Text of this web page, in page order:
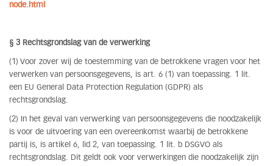
node.html
§ 3 Rechtsgrondslag van de verwerking
(1) Voor zover wij de toestemming van de betrokkene vragen voor het
verwerken van persoonsgegevens, is art. 6 (1) van toepassing. 1 lit.
een EU General Data Protection Regulation (GDPR) als
rechtsgrondslag.
(2) In het geval van verwerking van persoonsgegevens die noodzakelijk
is voor de uitvoering van een overeenkomst waarbij de betrokkene
partij is, is artikel 6, lid 2, van toepassing. 1 lit. b DSGVO als
rechtsgrondslag. Dit geldt ook voor verwerkingen die noodzakelijk zijn